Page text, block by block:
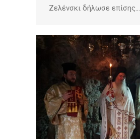
Ζελένσκι δήλωσε επίσης…